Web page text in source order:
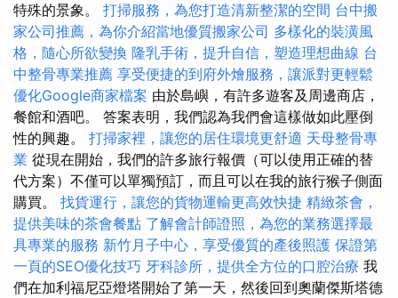
特殊的景象。 打掃服務，為您打造清新整潔的空間 台中搬
家公司推薦，為你介紹當地優質搬家公司 多樣化的裝潢風
格，隨心所欲變換 隆乳手術，提升自信，塑造理想曲線 台
中整骨專業推薦 享受便捷的到府外燴服務，讓派對更輕鬆
優化Google商家檔案 由於島嶼，有許多遊客及周邊商店，
餐館和酒吧。 答案表明，我們認為我們會這樣做如此壓倒
性的興趣。 打掃家裡，讓您的居住環境更舒適 天母整骨專
業 從現在開始，我們的許多旅行報價（可以使用正確的替
代方案）不僅可以單獨預訂，而且可以在我的旅行猴子側面
購買。 找貨運行，讓您的貨物運輸更高效快捷 精緻茶會，
提供美味的茶會餐點 了解會計師證照，為您的業務選擇最
具專業的服務 新竹月子中心，享受優質的產後照護 保證第
一頁的SEO優化技巧 牙科診所，提供全方位的口腔治療 我
們在加利福尼亞燈塔開始了第一天，然後回到奧蘭傑斯塔德